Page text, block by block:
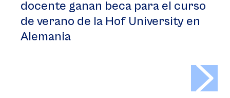
docente ganan beca para el curso
de verano de la Hof University en
Alemania